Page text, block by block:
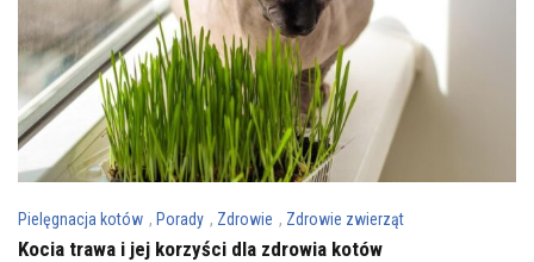
Pielęgnacja kotów , Porady , Zdrowie , Zdrowie zwierząt
Kocia trawa i jej korzyści dla zdrowia kotów